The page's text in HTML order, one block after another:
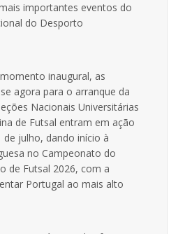
importantes eventos do
do Desporto
inaugural, as
agora para o arranque da
Nacionais Universitárias
de Futsal entram em ação
julho, dando início à
no Campeonato do
de Futsal 2026, com a
Portugal ao mais alto